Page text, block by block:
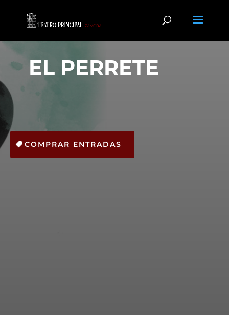
EL PERRETE
COMPRAR ENTRADAS